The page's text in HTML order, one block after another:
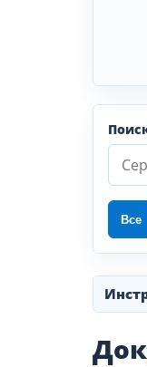
Все